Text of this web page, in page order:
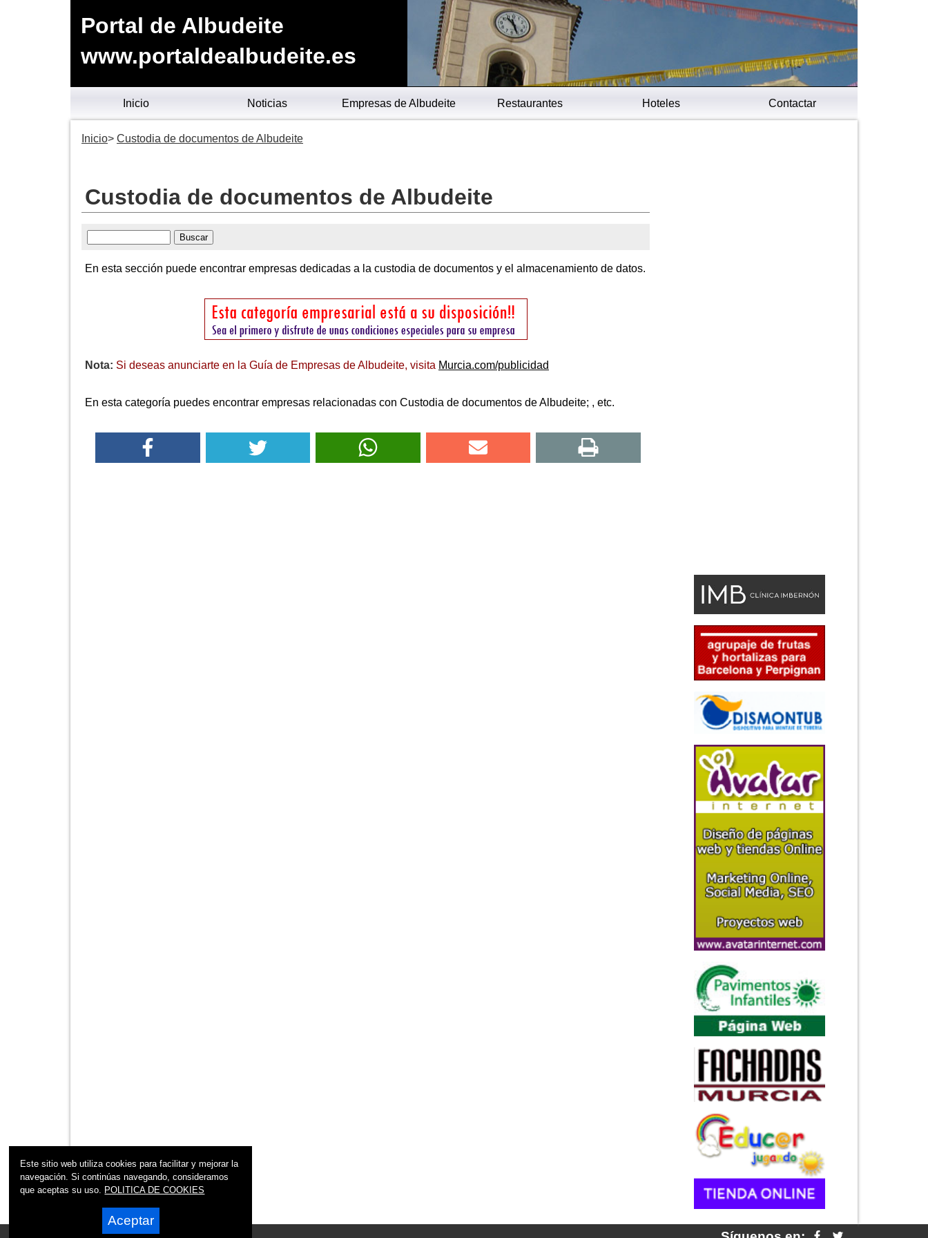
Portal de Albudeite
www.portaldealbudeite.es
Inicio Noticias Empresas de Albudeite Restaurantes Hoteles Contactar
Inicio Custodia de documentos de Albudeite
Custodia de documentos de Albudeite
En esta sección puede encontrar empresas dedicadas a la custodia de documentos y el almacenamiento de datos.
Nota: Si deseas anunciarte en la Guía de Empresas de Albudeite, visita Murcia.com/publicidad
En esta categoría puedes encontrar empresas relacionadas con Custodia de documentos de Albudeite; , etc.
Este sitio web utiliza cookies para facilitar y mejorar la
navegación. Si continúas navegando, consideramos
que aceptas su uso. POLITICA DE COOKIES
Aceptar